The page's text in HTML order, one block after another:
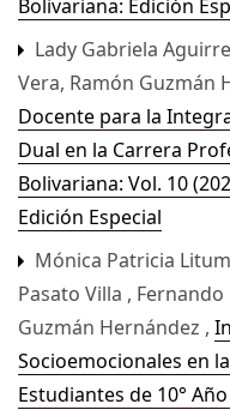
Bolivariana: Edición
Lady Gabriela
Vera, Ramón Guzmán
Docente para la
Dual en la Carrera
Bolivariana: Vol. 10
Edición Especial
Mónica Patricia
Pasato Villa ,
Guzmán Hernández ,
Socioemocionales en
Estudiantes de 10°